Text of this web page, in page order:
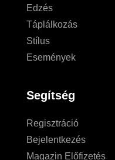
Edzés
Táplálkozás
Stílus
Események
Segítség
Regisztráció
Bejelentkezés
Magazin Előfizetés